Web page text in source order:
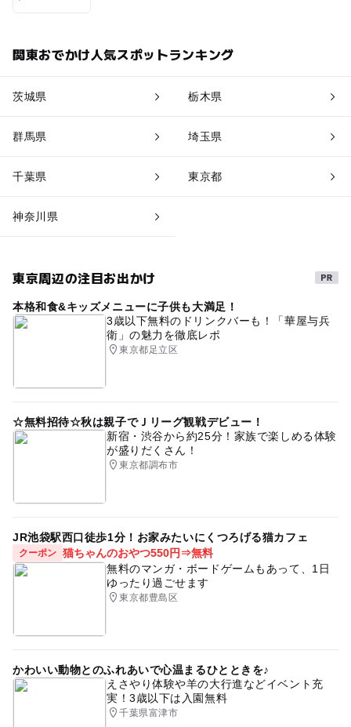
関東おでかけ人気スポットランキング
茨城県 栃木県
群馬県 埼玉県
千葉県 東京都
神奈川県
東京周辺の注目お出かけ
本格和食&キッズメニューに子供も大満足！
3歳以下無料のドリンクバーも！「華屋与兵
衛」の魅力を徹底レポ
東京都足立区
☆無料招待☆秋は親子でＪリーグ観戦デビュー！
新宿・渋谷から約25分！家族で楽しめる体験
が盛りだくさん！
東京都調布市
JR池袋駅西口徒歩1分！お家みたいにくつろげる猫カフェ
クーポン 猫ちゃんのおやつ550円⇒無料
無料のマンガ・ボードゲームもあって、1日
ゆったり過ごせます
東京都豊島区
かわいい動物とのふれあいで心温まるひとときを♪
えさやり体験や羊の大行進などイベント充
実！3歳以下は入園無料
千葉県富津市